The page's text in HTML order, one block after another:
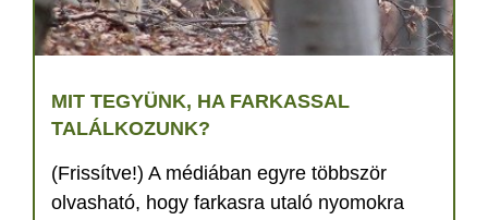
MIT TEGYÜNK, HA FARKASSAL
TALÁLKOZUNK?
(Frissítve!) A médiában egyre többször
olvasható, hogy farkasra utaló nyomokra